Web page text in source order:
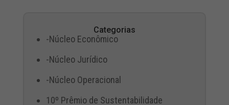
Categorias
-Núcleo Econômico
-Núcleo Jurídico
-Núcleo Operacional
10º Prêmio de Sustentabilidade